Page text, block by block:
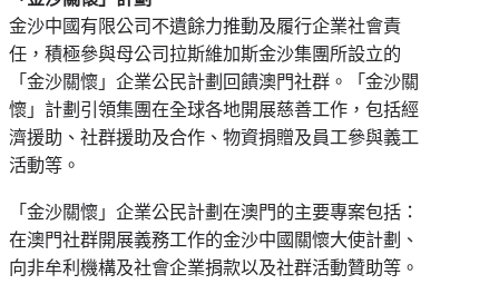
金沙中國有限公司不遺餘力推動及履行企業社會責
任，積極參與母公司拉斯維加斯金沙集團所設立的
「金沙關懷」企業公民計劃回饋澳門社群。「金沙關
懷」計劃引領集團在全球各地開展慈善工作，包括經
濟援助、社群援助及合作、物資捐贈及員工參與義工
活動等。
「金沙關懷」企業公民計劃在澳門的主要專案包括：
在澳門社群開展義務工作的金沙中國關懷大使計劃、
向非牟利機構及社會企業捐款以及社群活動贊助等。